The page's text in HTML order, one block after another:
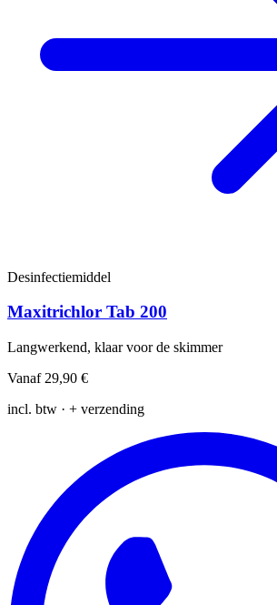
Desinfectiemiddel
Maxitrichlor Tab 200
Langwerkend, klaar voor de skimmer
Vanaf 29,90 €
incl. btw · + verzending